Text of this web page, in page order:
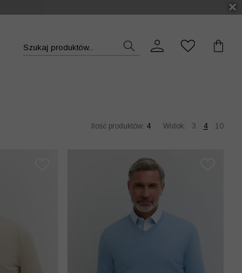
Szukaj produktów...
Ilość produktów: 4 Widok: 3 4 10